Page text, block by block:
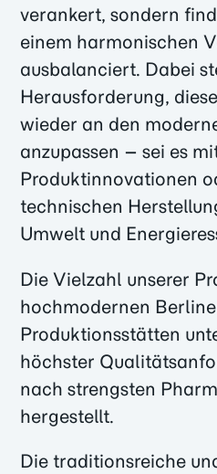
verankert, sondern
einem harmonischen
ausbalanciert. Dabei
Herausforderung,
wieder an den
anzupassen – sei es
Produktinnovationen
technischen
Umwelt und
Die Vielzahl unserer
hochmodernen
Produktionsstätten
höchster
nach strengsten
hergestellt.
Die traditionsreiche